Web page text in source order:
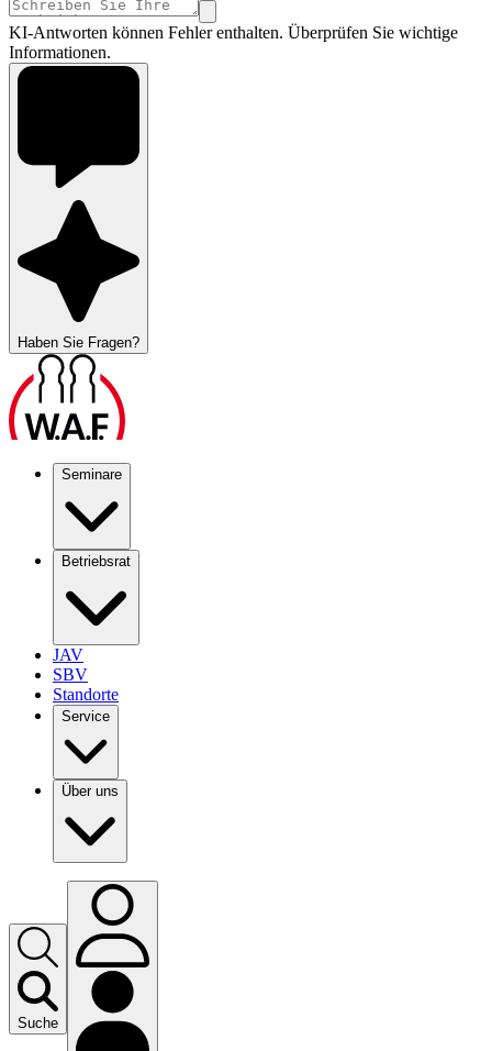
KI-Antworten können Fehler enthalten. Überprüfen Sie wichtige
Informationen.
Haben Sie Fragen?
Seminare
Betriebsrat
JAV
SBV
Standorte
Service
Über uns
Suche